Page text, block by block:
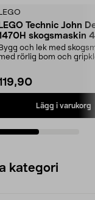
LEGO
LEGO Technic John
skogsmaskin
7 år
Bygg och lek med
rörlig bom och
Lägg i varukorg
kategori